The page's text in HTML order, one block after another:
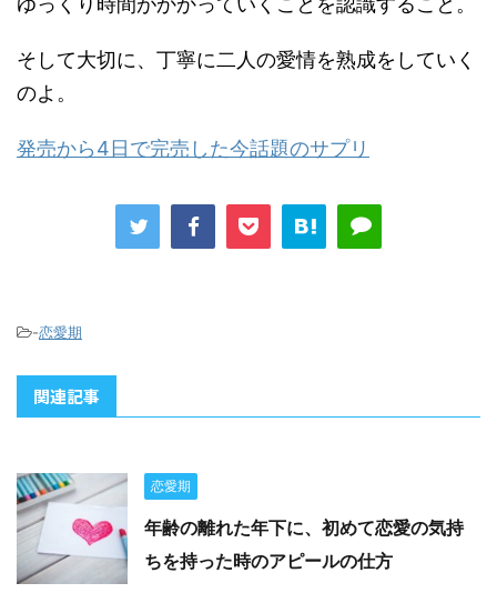
そして大切に、丁寧に二人の愛情を熟成をしていく
のよ。
発売から4日で完売した今話題のサプリ
-恋愛期
関連記事
恋愛期
年齢の離れた年下に、初めて恋愛の気持
ちを持った時のアピールの仕方